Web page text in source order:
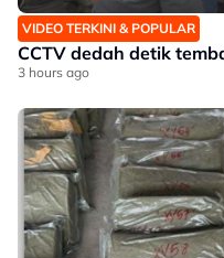
VIDEO TERKINI & POPULAR
CCTV dedah detik
3 hours ago